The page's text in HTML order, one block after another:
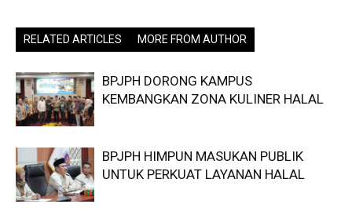
RELATED ARTICLES MORE FROM AUTHOR
BPJPH DORONG KAMPUS
KEMBANGKAN ZONA KULINER HALAL
BPJPH HIMPUN MASUKAN PUBLIK
UNTUK PERKUAT LAYANAN HALAL